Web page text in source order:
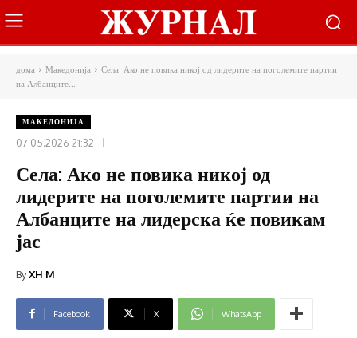
дома Македонија
Села: Ако не повика никој од лидерите на поголемите партии
на Албанците...
МАКЕДОНИЈА
07.05.2026 21:32
Села: Ако не повика никој од
лидерите на поголемите партии на
Албанците на лидерска ќе повикам
јас
ByXH M
Facebook X WhatsApp